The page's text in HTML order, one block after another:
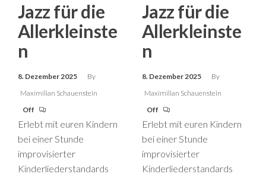
Jazz für die
Allerkleinste
n
8. Dezember 2025
By
Maximilian Schauenstein
Off
Erlebt mit euren Kindern
bei einer Stunde
improvisierter
Kinderliederstandards
Jazz für die
Allerkleinste
n
8. Dezember 2025
By
Maximilian Schauenstein
Off
Erlebt mit euren Kindern
bei einer Stunde
improvisierter
Kinderliederstandards